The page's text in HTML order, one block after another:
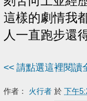
這樣的劇情我
人一直跑步還
<< 請點選這裡閱讀
作者： 火行者 於 下午